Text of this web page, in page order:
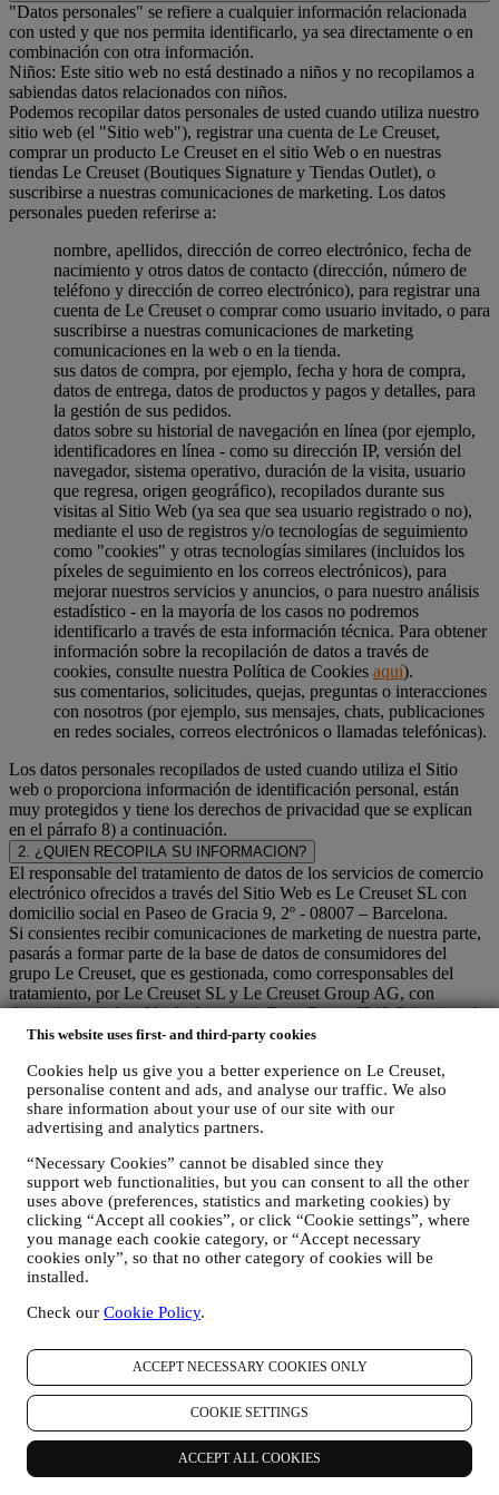
This website uses first- and third-party cookies
Cookies help us give you a better experience on Le Creuset,
personalise content and ads, and analyse our traffic. We also
share information about your use of our site with our
advertising and analytics partners.
“Necessary Cookies” cannot be disabled since they
support web functionalities, but you can consent to all the other
uses above (preferences, statistics and marketing cookies) by
clicking “Accept all cookies”, or click “Cookie settings”, where
you manage each cookie category, or “Accept necessary
cookies only”, so that no other category of cookies will be
installed.
Check our Cookie Policy.
ACCEPT NECESSARY COOKIES ONLY
COOKIE SETTINGS
ACCEPT ALL COOKIES
"Datos personales" se refiere a cualquier información relacionada
con usted y que nos permita identificarlo, ya sea directamente o en
combinación con otra información.
Niños: Este sitio web no está destinado a niños y no recopilamos a
sabiendas datos relacionados con niños.
Podemos recopilar datos personales de usted cuando utiliza nuestro
sitio web (el "Sitio web"), registrar una cuenta de Le Creuset,
comprar un producto Le Creuset en el sitio Web o en nuestras
tiendas Le Creuset (Boutiques Signature y Tiendas Outlet), o
suscribirse a nuestras comunicaciones de marketing. Los datos
personales pueden referirse a:
nombre, apellidos, dirección de correo electrónico, fecha de
nacimiento y otros datos de contacto (dirección, número de
teléfono y dirección de correo electrónico), para registrar una
cuenta de Le Creuset o comprar como usuario invitado, o para
suscribirse a nuestras comunicaciones de marketing
comunicaciones en la web o en la tienda.
sus datos de compra, por ejemplo, fecha y hora de compra,
datos de entrega, datos de productos y pagos y detalles, para
la gestión de sus pedidos.
datos sobre su historial de navegación en línea (por ejemplo,
identificadores en línea - como su dirección IP, versión del
navegador, sistema operativo, duración de la visita, usuario
que regresa, origen geográfico), recopilados durante sus
visitas al Sitio Web (ya sea que sea usuario registrado o no),
mediante el uso de registros y/o tecnologías de seguimiento
como "cookies" y otras tecnologías similares (incluidos los
píxeles de seguimiento en los correos electrónicos), para
mejorar nuestros servicios y anuncios, o para nuestro análisis
estadístico - en la mayoría de los casos no podremos
identificarlo a través de esta información técnica. Para obtener
información sobre la recopilación de datos a través de
cookies, consulte nuestra Política de Cookies aquí).
sus comentarios, solicitudes, quejas, preguntas o interacciones
con nosotros (por ejemplo, sus mensajes, chats, publicaciones
en redes sociales, correos electrónicos o llamadas telefónicas).
Los datos personales recopilados de usted cuando utiliza el Sitio
web o proporciona información de identificación personal, están
muy protegidos y tiene los derechos de privacidad que se explican
en el párrafo 8) a continuación.
2. ¿QUIEN RECOPILA SU INFORMACION?
El responsable del tratamiento de datos de los servicios de comercio
electrónico ofrecidos a través del Sitio Web es Le Creuset SL con
domicilio social en Paseo de Gracia 9, 2º - 08007 – Barcelona.
Si consientes recibir comunicaciones de marketing de nuestra parte,
pasarás a formar parte de la base de datos de consumidores del
grupo Le Creuset, que es gestionada, como corresponsables del
tratamiento, por Le Creuset SL y Le Creuset Group AG, con
domicilio social en Neuhofstrasse 4, Baar, Zugo, 6340 Suiza (que ha
designado como representante en la UE a Le Creuset SL, con
08007 Barcelona, España), en base a un acuerdo de
corresponsabilidad que establece esencialmente que
(a) Le Creuset Group AG se encarga de la estrategia general que
rige el marketing y la experiencia personalizada del cliente;
(b) las entidades locales de Le Creuset se benefician e implementan
dicha estrategia, así como desarrollan de manera independiente
comunicaciones/iniciativas de marketing a nivel local (dentro de un
país específico);
(c) ambos corresponsables están obligados a atender las solicitudes
de derechos de los interesados.
3. ¿POR QUÉ RECOPILAMOS ESTA INFORMACIÓN?
posible que tengamos que procesar algunos datos sobre usted
para cumplir con nuestras obligaciones legales y otras
obligaciones derivadas de las instrucciones recibidas de las
PARA CREAR UNA CUENTA LE CREUSET
Utilizaremos sus datos para crear una cuenta de Le Creuset
que le dará acceso a una serie de ventajas dedicadas a los